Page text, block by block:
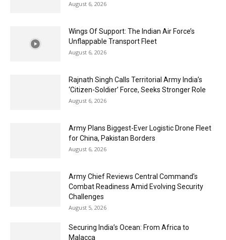
August 6, 2026
Wings Of Support: The Indian Air Force’s
Unflappable Transport Fleet
August 6, 2026
Rajnath Singh Calls Territorial Army India’s
‘Citizen-Soldier’ Force, Seeks Stronger Role
August 6, 2026
Army Plans Biggest-Ever Logistic Drone Fleet
for China, Pakistan Borders
August 6, 2026
Army Chief Reviews Central Command’s
Combat Readiness Amid Evolving Security
Challenges
August 5, 2026
Securing India’s Ocean: From Africa to
Malacca